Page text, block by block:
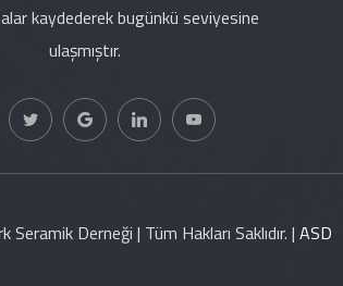
kaydederek bugünkü seviyesine
ulaşmıştır.
Derneği | Tüm Hakları Saklıdır. | ASD